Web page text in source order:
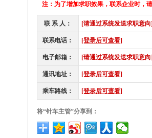
注： 为了增加求职效果，联系企业时，
联 系 人： [请通过系统发送求职意向]
联系电话： [登录后可查看]
电子邮箱： [请通过系统发送求职意向]
通讯地址： [登录后可查看]
乘车路线： [登录后可查看]
将“针车主管”分享到：